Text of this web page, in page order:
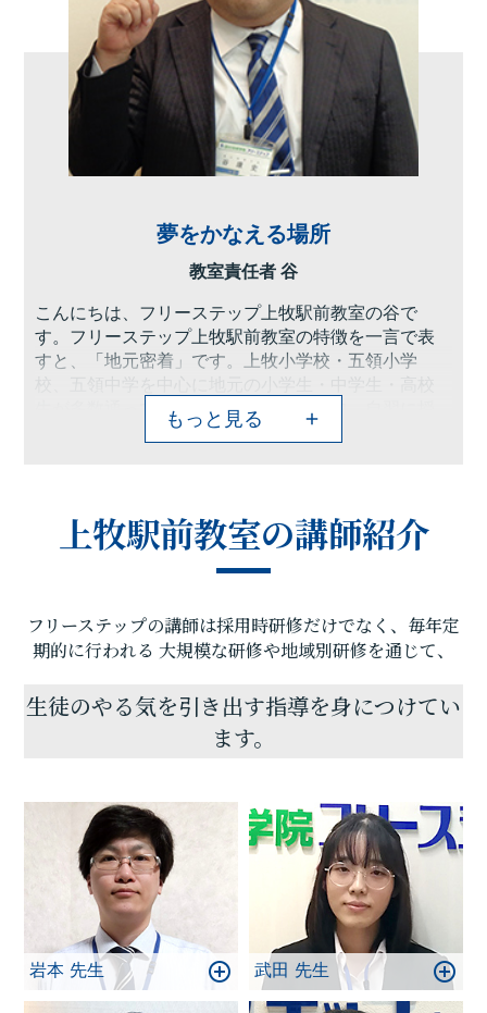
夢をかなえる場所
教室責任者 谷
こんにちは、フリーステップ上牧駅前教室の谷で
す。フリーステップ上牧駅前教室の特徴を一言で表
すと、「地元密着」です。上牧小学校・五領小学
校、五領中学を中心に地元の小学生・中学生・高校
生が多数通ってくれています。そんな中、自習に授
業に自分の伸ばしたい点を伸ばしていく勉強や、苦
える活動ということになります。
ここまでは、全体のおおまかなお話をしました。
ただお子さまの伸ばしたい点・苦手な点は似ている
前教室では、お子様ひとりひとりの状況や夢に沿っ
た内容で、学習計画を立てさせていただいていま
けないでしょうか。フリーステップ上牧駅前教室へ
のお問い合わせお待ちしております。
もっと見る
上牧駅前教室の講師紹介
フリーステップの講師は採用時研修だけでなく、毎年定
期的に行われる 大規模な研修や地域別研修を通じて、
生徒のやる気を引き出す指導を身につけてい
ます。
岩本 先生 武田 先生